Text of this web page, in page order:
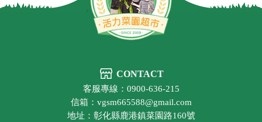
CONTACT
客服專線：0900-636-215
信箱：vgsm665588@gmail.com
地址：彰化縣鹿港鎮菜園路160號